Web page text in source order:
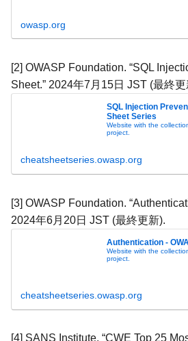
owasp.org
[2] OWASP Foundation. “SQL
Sheet.” 2024年7月15日 JST (最終更
SQL Injection
Sheet Series
Website with the
project.
cheatsheetseries.owasp.org
[3] OWASP Foundation.
2024年6月20日 JST (最終更新).
Authentication -
Website with the
project.
cheatsheetseries.owasp.org
[4] SANS Institute. “CWE Top 25